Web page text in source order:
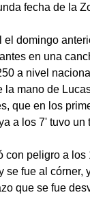
fecha de la
domingo
en una
a nivel
mano de
que en los
a los 7' tuvo un
con peligro a
fue al córner,
que se fue